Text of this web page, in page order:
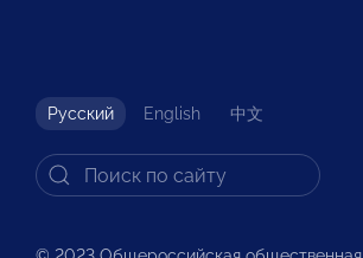
Русский English 中文